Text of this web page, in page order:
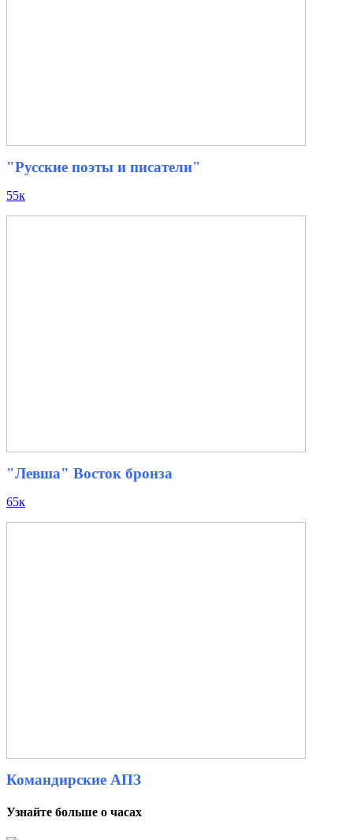
"Русские поэты и писатели"
55к
"Левша" Восток бронза
65к
Командирские АПЗ
Узнайте больше о часах